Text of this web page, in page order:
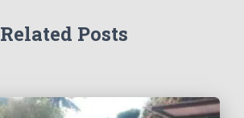
Related Posts